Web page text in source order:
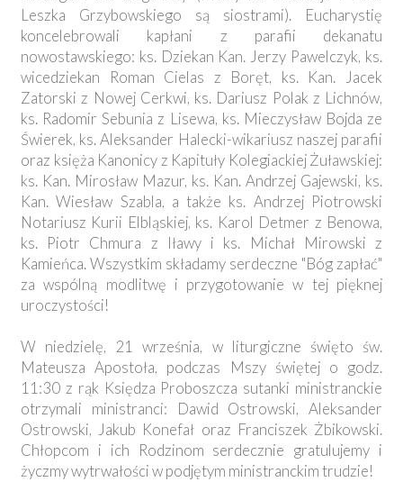
Ochrona
Małoletnich
Leszka Grzybowskiego są siostrami). Eucharystię
koncelebrowali kapłani z parafii dekanatu
nowostawskiego: ks. Dziekan Kan. Jerzy Pawelczyk, ks.
wicedziekan Roman Cielas z Boręt, ks. Kan. Jacek
Zatorski z Nowej Cerkwi, ks. Dariusz Polak z Lichnów,
ks. Radomir Sebunia z Lisewa, ks. Mieczysław Bojda ze
Świerek, ks. Aleksander Halecki-wikariusz naszej parafii
oraz księża Kanonicy z Kapituły Kolegiackiej Żuławskiej:
ks. Kan. Mirosław Mazur, ks. Kan. Andrzej Gajewski, ks.
Kan. Wiesław Szabla, a także ks. Andrzej Piotrowski
Notariusz Kurii Elbląskiej, ks. Karol Detmer z Benowa,
ks. Piotr Chmura z Iławy i ks. Michał Mirowski z
Kamieńca. Wszystkim składamy serdeczne "Bóg zapłać"
za wspólną modlitwę i przygotowanie w tej pięknej
uroczystości!
W niedzielę, 21 września, w liturgiczne święto św.
Mateusza Apostoła, podczas Mszy świętej o godz.
11:30 z rąk Księdza Proboszcza sutanki ministranckie
otrzymali ministranci: Dawid Ostrowski, Aleksander
Ostrowski, Jakub Konefał oraz Franciszek Żbikowski.
Chłopcom i ich Rodzinom serdecznie gratulujemy i
życzmy wytrwałości w podjętym ministranckim trudzie!